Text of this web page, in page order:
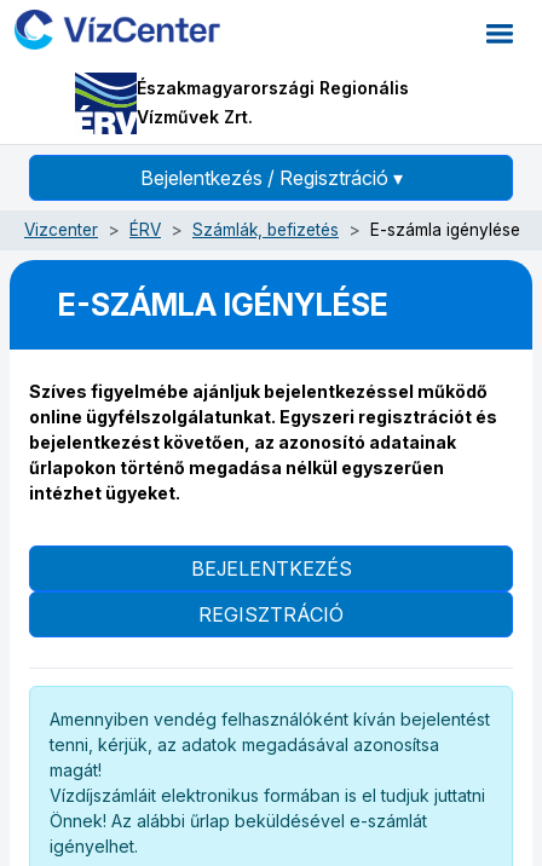
Északmagyarországi Regionális
Vízművek Zrt.
Bejelentkezés / Regisztráció ▾
Vizcenter ÉRV Számlák, befizetés E-számla igénylése
E-SZÁMLA IGÉNYLÉSE
Szíves figyelmébe ajánljuk bejelentkezéssel működő
online ügyfélszolgálatunkat. Egyszeri regisztrációt és
bejelentkezést követően, az azonosító adatainak
űrlapokon történő megadása nélkül egyszerűen
intézhet ügyeket.
BEJELENTKEZÉS
REGISZTRÁCIÓ
Amennyiben vendég felhasználóként kíván bejelentést
tenni, kérjük, az adatok megadásával azonosítsa
magát!
Vízdíjszámláit elektronikus formában is el tudjuk juttatni
Önnek! Az alábbi űrlap beküldésével e-számlát
igényelhet.